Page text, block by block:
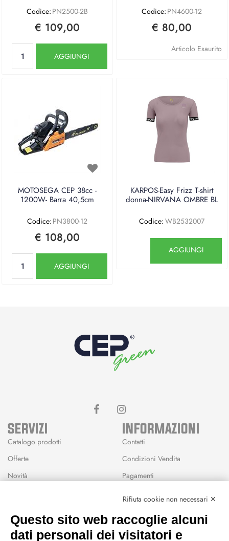
Codice: PN2500-2B
€ 109,00
AGGIUNGI
Codice: PN4600-12
€ 80,00
Articolo Esaurito
MOTOSEGA CEP 38cc -
1200W- Barra 40,5cm
Codice: PN3800-12
€ 108,00
AGGIUNGI
KARPOS-Easy Frizz T-shirt
donna-NIRVANA OMBRE BL
Codice: WB2532007
AGGIUNGI
SERVIZI
Catalogo prodotti
Offerte
Novità
Wishlist
INFORMAZIONI
Contatti
Condizioni Vendita
Pagamenti
Rifiuta cookie non necessari ✕
Questo sito web raccoglie alcuni
dati personali dei visitatori e